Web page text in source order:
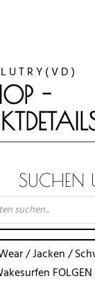
U T R Y ( V D )
-
SUCHEN
/Jacken /
FOLGEN